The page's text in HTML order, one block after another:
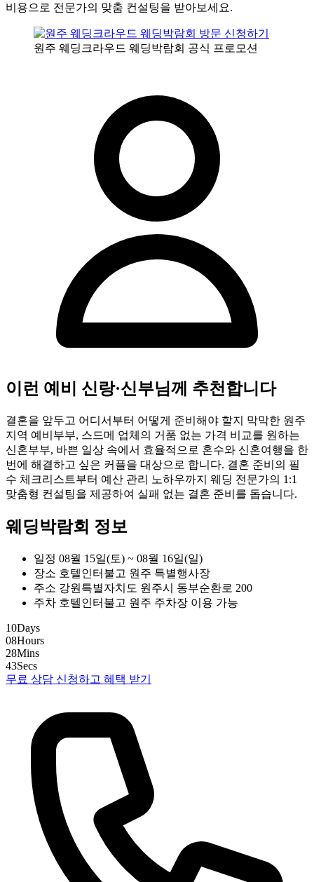
비용으로 전문가의 맞춤 컨설팅을 받아보세요.
원주 웨딩크라우드 웨딩박람회 공식 프로모션
이런 예비 신랑·신부님께 추천합니다
결혼을 앞두고 어디서부터 어떻게 준비해야 할지 막막한 원주
지역 예비부부, 스드메 업체의 거품 없는 가격 비교를 원하는
신혼부부, 바쁜 일상 속에서 효율적으로 혼수와 신혼여행을 한
번에 해결하고 싶은 커플을 대상으로 합니다. 결혼 준비의 필
수 체크리스트부터 예산 관리 노하우까지 웨딩 전문가의 1:1
맞춤형 컨설팅을 제공하여 실패 없는 결혼 준비를 돕습니다.
웨딩박람회 정보
일정 08월 15일(토) ~ 08월 16일(일)
장소 호텔인터불고 원주 특별행사장
주소 강원특별자치도 원주시 동부순환로 200
주차 호텔인터불고 원주 주차장 이용 가능
10Days
08Hours
28Mins
42Secs
무료 상담 신청하고 혜택 받기